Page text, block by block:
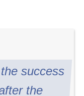
success
the